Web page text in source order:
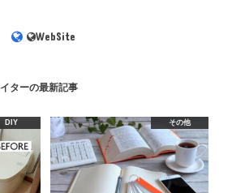
WebSite
ターの最新記事
DIY その他